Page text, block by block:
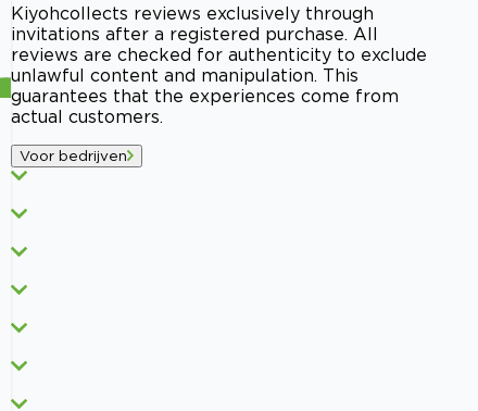
Kiyohcollects reviews exclusively through
invitations after a registered purchase. All
reviews are checked for authenticity to exclude
unlawful content and manipulation. This
guarantees that the experiences come from
actual customers.
Voor bedrijven